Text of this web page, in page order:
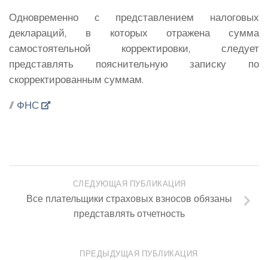
Одновременно с представлением налоговых
деклараций, в которых отражена сумма
самостоятельной корректировки, следует
представлять пояснительную записку по
скорректированным суммам.
// ФНС
СЛЕДУЮЩАЯ ПУБЛИКАЦИЯ
Все плательщики страховых взносов обязаны
представлять отчетность
ПРЕДЫДУЩАЯ ПУБЛИКАЦИЯ